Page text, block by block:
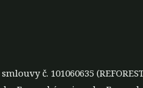
č. 101060635